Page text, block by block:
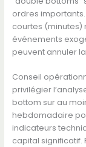
ordres
courtes (minutes)
événements
peuvent annuler
Conseil
privilégier
bottom sur au
hebdomadaire
indicateurs
capital significatif.